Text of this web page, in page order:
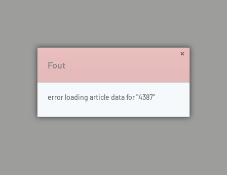
Fout
error loading article data for "4387"